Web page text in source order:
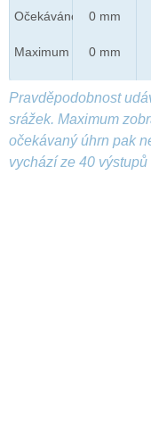
Očekáváno
Maximum
0 mm
0 mm
Pravděpodobnost
srážek. Maximum
očekávaný úhrn pak
vychází ze 40 výstupů